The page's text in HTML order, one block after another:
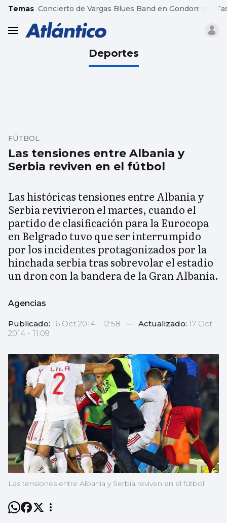
common.go-to-content
Temas Concierto de Vargas Blues Band en Gondomar
header.menu.open
Deportes
Las tensiones entre Albania y
Serbia reviven en el fútbol
FÚTBOL
Las históricas tensiones entre Albania y
Serbia revivieron el martes, cuando el
partido de clasificación para la Eurocopa
en Belgrado tuvo que ser interrumpido
por los incidentes protagonizados por la
hinchada serbia tras sobrevolar el estadio
un dron con la bandera de la Gran Albania.
Agencias
Publicado: 16 Oct 2014 - 12:58 — Actualizado: 17 Oct
2014 - 11:09
Las tensiones entre Albania y Serbia reviven en el fútbol